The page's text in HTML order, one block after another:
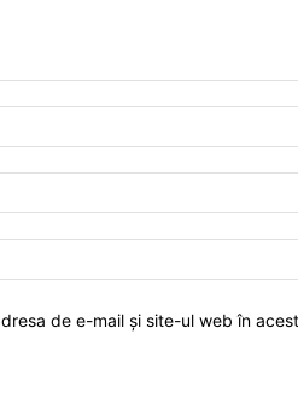
de e-mail și site-ul web în